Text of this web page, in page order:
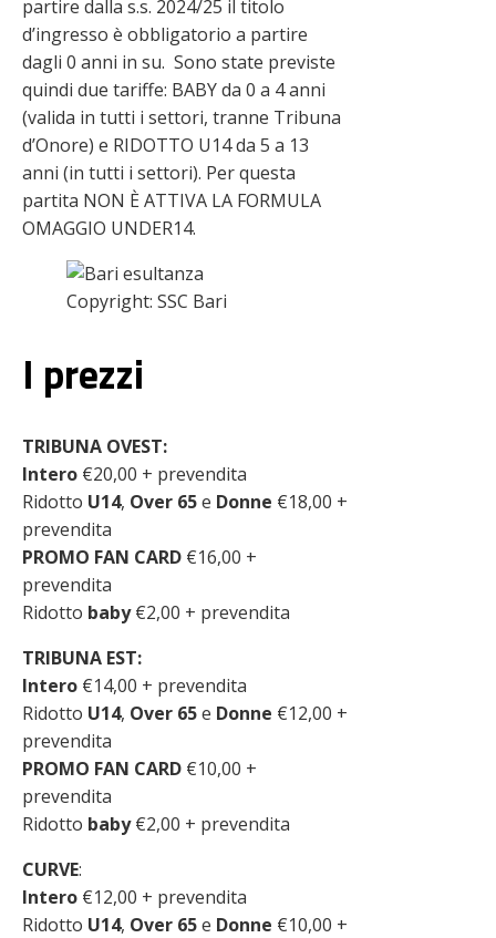
partire dalla s.s. 2024/25 il titolo
d’ingresso è obbligatorio a partire
dagli 0 anni in su. Sono state previste
quindi due tariffe: BABY da 0 a 4 anni
(valida in tutti i settori, tranne Tribuna
d’Onore) e RIDOTTO U14 da 5 a 13
anni (in tutti i settori). Per questa
partita NON È ATTIVA LA FORMULA
OMAGGIO UNDER14.
Copyright: SSC Bari
I prezzi
TRIBUNA OVEST:
Intero €20,00 + prevendita
Ridotto U14, Over 65e Donne €18,00 +
prevendita
PROMO FAN CARD €16,00 +
prevendita
Ridotto baby€2,00 + prevendita
TRIBUNA EST:
Intero €14,00 + prevendita
Ridotto U14, Over 65e Donne €12,00 +
prevendita
PROMO FAN CARD €10,00 +
prevendita
Ridotto baby€2,00 + prevendita
CURVE:
Intero €12,00 + prevendita
Ridotto U14, Over 65e Donne €10,00 +